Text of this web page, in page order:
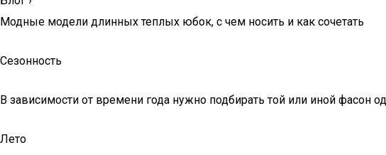
Модные модели длинных теплых юбок, с чем носить и как сочетать
Сезонность
В зависимости от времени года нужно подбирать той или иной фасон
Лето